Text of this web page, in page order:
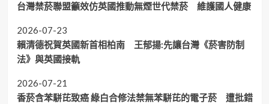
台灣禁菸聯盟籲效仿英國推動無煙世代禁菸 維護國人健康
2026-07-23
賴清德祝賀英國新首相柏南 王郁揚:先讓台灣《菸害防制
法》與英國接軌
2026-07-21
香菸含苯駢芘致癌 綠白合修法禁無苯駢芘的電子菸 遭批錯